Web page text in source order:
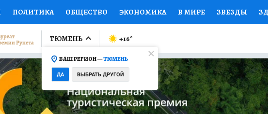
ПОЛИТИКА ОБЩЕСТВО ЭКОНОМИКА В МИРЕ ЗВЕЗДЫ
КОЛУМНИСТЫ ПРОИСШЕСТВИЯ НАЦИОНАЛЬНЫЕ ПРОЕКТЫ
ОТКРЫВАЕМ МИР Я ЗНАЮ СЕМЬЯ ЖЕНСКИЕ
ПРОМОКОДЫ СЕРИАЛЫ СПЕЦПРОЕКТЫ ДЕФИЦИТ
ТЕЛЕВИЗОР КОЛЛЕКЦИИ КОНКУРСЫ РАБОТА У НАС ГИД
ТЮМЕНЬ
ВАШ РЕГИОН —ТЮМЕНЬ
ДА ВЫБРАТЬ ДРУГОЙ
+16°